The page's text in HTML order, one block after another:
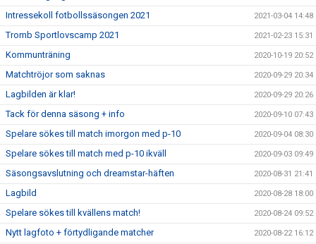
Intressekoll fotbollssäsongen 2021 2021-03-04 14:48
Tromb Sportlovscamp 2021 2021-02-23 15:31
Kommunträning 2020-10-19 20:52
Matchtröjor som saknas 2020-09-29 20:34
Lagbilden är klar! 2020-09-29 20:26
Tack för denna säsong + info 2020-09-10 07:43
Spelare sökes till match imorgon med p-10 2020-09-04 08:30
Spelare sökes till match med p-10 ikväll 2020-09-03 09:49
Säsongsavslutning och dreamstar-häften 2020-08-31 21:41
Lagbild 2020-08-28 18:00
Spelare sökes till kvällens match! 2020-08-24 09:52
Nytt lagfoto + förtydligande matcher 2020-08-22 16:12